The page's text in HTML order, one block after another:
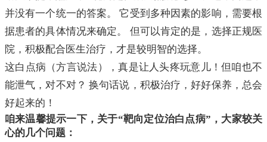
并没有一个统一的答案。 它受到多种因素的影响，需要根
据患者的具体情况来确定。 但可以肯定的是，选择正规医
院，积极配合医生治疗，才是较明智的选择。
这白点病（方言说法），真是让人头疼玩意儿！但咱也不
能泄气，对不对？ 换句话说，积极治疗，好好保养，总会
好起来的！
咱来温馨提示一下，关于“靶向定位治白点病”，大家较关
心的几个问题：